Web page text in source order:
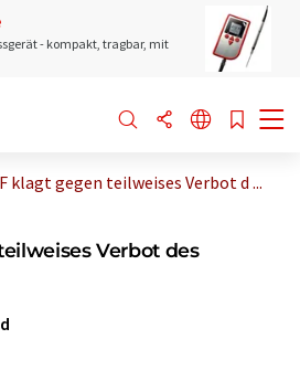
- kompakt, tragbar, mit
klagt gegen teilweises Verbot d ...
Verbot des